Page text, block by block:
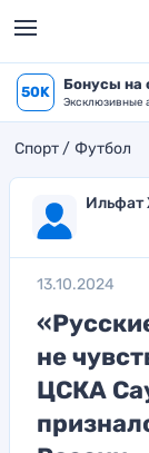
50K Бонусы на
Эксклюзивные
Спорт Футбол
Ильфат
13.10.2024
не
ЦСКА